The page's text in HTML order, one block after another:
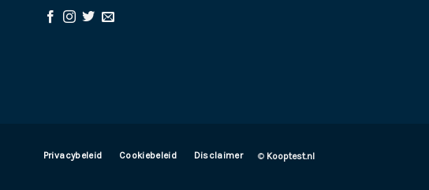
Privacybeleid Cookiebeleid Disclaimer © Kooptest.nl